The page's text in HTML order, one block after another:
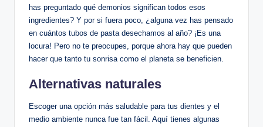
has preguntado qué demonios significan todos esos
ingredientes? Y por si fuera poco, ¿alguna vez has pensado
en cuántos tubos de pasta desechamos al año? ¡Es una
locura! Pero no te preocupes, porque ahora hay que pueden
hacer que tanto tu sonrisa como el planeta se beneficien.
Alternativas naturales
Escoger una opción más saludable para tus dientes y el
medio ambiente nunca fue tan fácil. Aquí tienes algunas